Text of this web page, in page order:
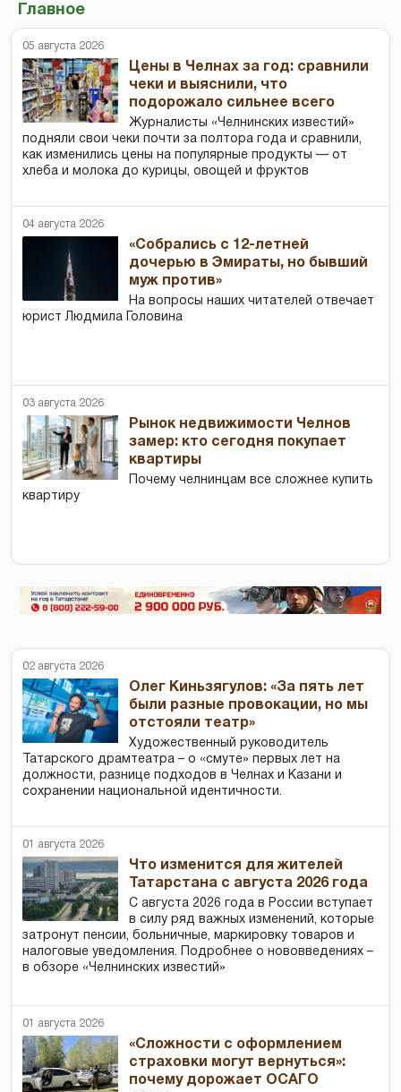
Главное
05 августа 2026
Цены в Челнах за год: сравнили
чеки и выяснили, что
подорожало сильнее всего
Журналисты «Челнинских известий»
подняли свои чеки почти за полтора года и сравнили,
как изменились цены на популярные продукты — от
хлеба и молока до курицы, овощей и фруктов
04 августа 2026
«Собрались с 12-летней
дочерью в Эмираты, но бывший
муж против»
На вопросы наших читателей отвечает
юрист Людмила Головина
03 августа 2026
Рынок недвижимости Челнов
замер: кто сегодня покупает
квартиры
Почему челнинцам все сложнее купить
квартиру
02 августа 2026
Олег Киньзягулов: «За пять лет
были разные провокации, но мы
отстояли театр»
Художественный руководитель
Татарского драмтеатра – о «смуте» первых лет на
должности, разнице подходов в Челнах и Казани и
сохранении национальной идентичности.
01 августа 2026
Что изменится для жителей
Татарстана с августа 2026 года
С августа 2026 года в России вступает
в силу ряд важных изменений, которые
затронут пенсии, больничные, маркировку товаров и
налоговые уведомления. Подробнее о нововведениях –
в обзоре «Челнинских известий»
01 августа 2026
«Сложности с оформлением
страховки могут вернуться»:
почему дорожает ОСАГО